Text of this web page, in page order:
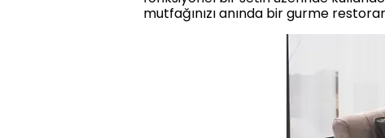
mutfağınızı anında bir gurme